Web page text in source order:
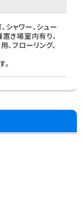
シャワー、シュー
置き場室内有り、
、フローリング、